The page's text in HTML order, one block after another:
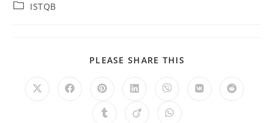
ISTQB
PLEASE SHARE THIS